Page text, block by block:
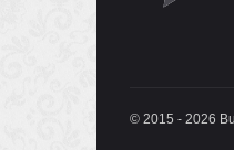
© 2015 - 2026